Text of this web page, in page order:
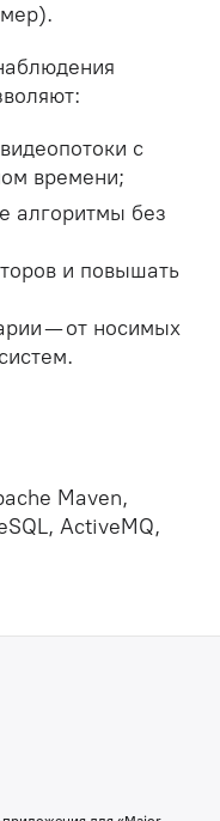
с
времени;
алгоритмы без
и повышать
— от носимых
Maven,
ActiveMQ,